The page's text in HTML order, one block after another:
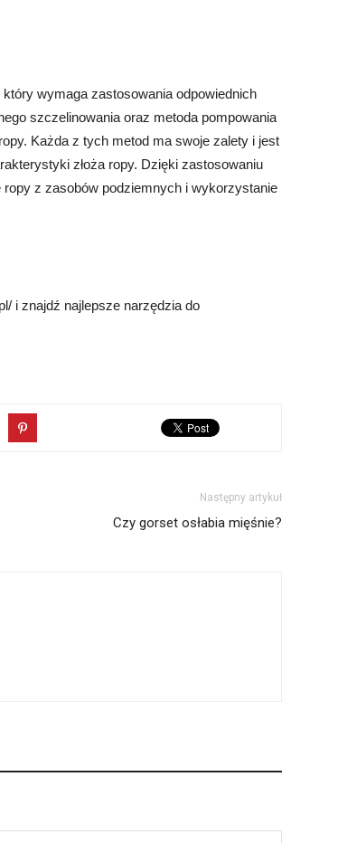
wymaga zastosowania odpowiednich
szczelinowania oraz metoda pompowania
Każda z tych metod ma swoje zalety i jest
złoża ropy. Dzięki zastosowaniu
z zasobów podziemnych i wykorzystanie
i znajdź najlepsze narzędzia do
Następny artykuł
Czy gorset osłabia mięśnie?